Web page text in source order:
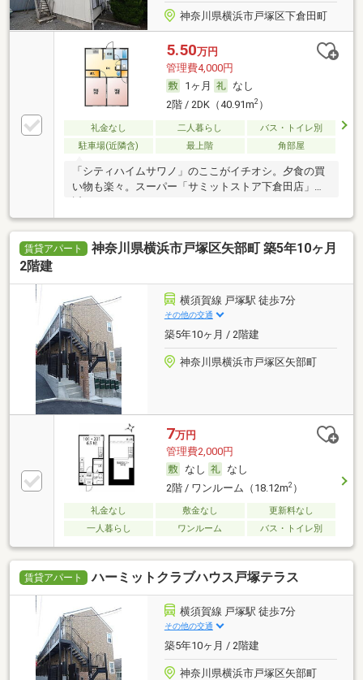
神奈川県横浜市戸塚区下倉田町
5.50万円
管理費4,000円
1ヶ月
なし
2階 / 2DK（40.91m2）
礼金なし 二人暮らし
バス・トイレ別
駐車場(近隣含)
最上階 角部屋
「シティハイムサワノ」のここがイチオシ。夕食の買
い物も楽々。スーパー「サミットストア下倉田店」が
近く
賃貸アパート
神奈川県横浜市戸塚区矢部町 築5年10ヶ月
2階建
横須賀線 戸塚駅 徒歩7分
その他の交通
築5年10ヶ月 / 2階建
神奈川県横浜市戸塚区矢部町
7万円
管理費2,000円
なし
なし
2階 / ワンルーム（18.12m2）
礼金なし 敷金なし
更新料なし
一人暮らし
ワンルーム バス・トイレ別
賃貸アパート ハーミットクラブハウス戸塚テラス
横須賀線 戸塚駅 徒歩7分
その他の交通
築5年10ヶ月 / 2階建
神奈川県横浜市戸塚区矢部町